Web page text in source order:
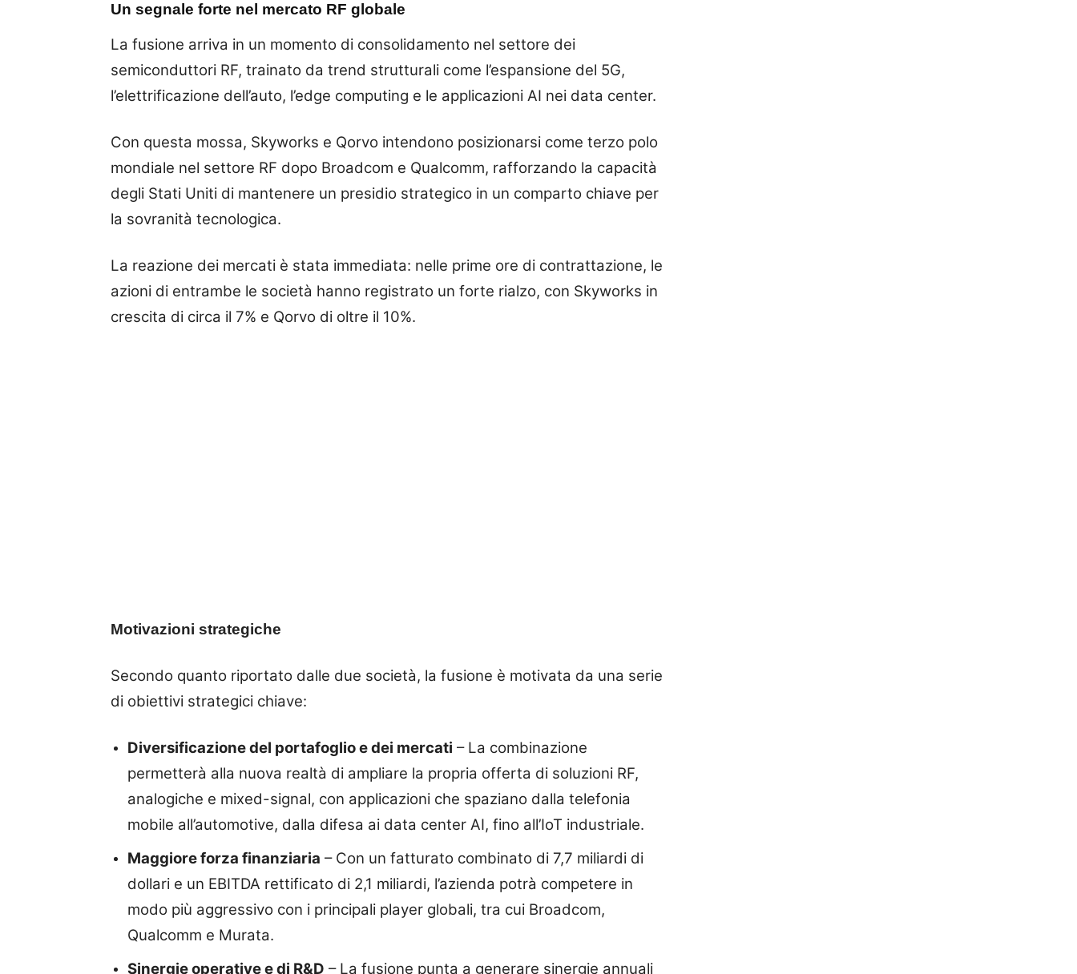
Un segnale forte nel mercato RF globale
La fusione arriva in un momento di consolidamento nel settore dei
semiconduttori RF, trainato da trend strutturali come l’espansione del 5G,
l’elettrificazione dell’auto, l’edge computing e le applicazioni AI nei data center.
Con questa mossa, Skyworks e Qorvo intendono posizionarsi come terzo polo
mondiale nel settore RF dopo Broadcom e Qualcomm, rafforzando la capacità
degli Stati Uniti di mantenere un presidio strategico in un comparto chiave per
la sovranità tecnologica.
La reazione dei mercati è stata immediata: nelle prime ore di contrattazione, le
azioni di entrambe le società hanno registrato un forte rialzo, con Skyworks in
crescita di circa il 7% e Qorvo di oltre il 10%.
Motivazioni strategiche
Secondo quanto riportato dalle due società, la fusione è motivata da una serie
di obiettivi strategici chiave:
Diversificazione del portafoglio e dei mercati – La combinazione
permetterà alla nuova realtà di ampliare la propria offerta di soluzioni RF,
analogiche e mixed-signal, con applicazioni che spaziano dalla telefonia
mobile all’automotive, dalla difesa ai data center AI, fino all’IoT industriale.
Maggiore forza finanziaria – Con un fatturato combinato di 7,7 miliardi di
dollari e un EBITDA rettificato di 2,1 miliardi, l’azienda potrà competere in
modo più aggressivo con i principali player globali, tra cui Broadcom,
Qualcomm e Murata.
Sinergie operative e di R&D – La fusione punta a generare sinergie annuali